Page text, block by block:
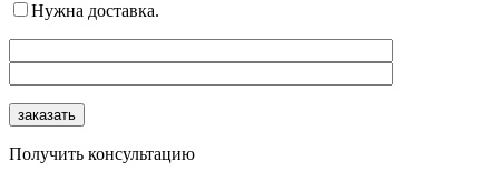
Нужна доставка.
Получить консультацию